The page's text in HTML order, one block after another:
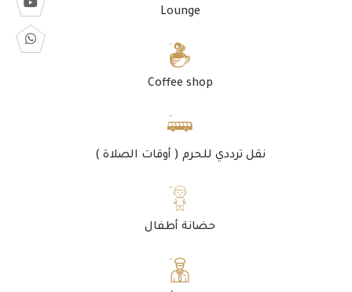
Lounge
Coffee shop
نقل ترددي للحرم ( أوقات الصلاة )
حضانة أطفال